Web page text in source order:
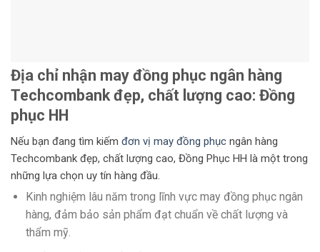
Địa chỉ nhận may đồng phục ngân hàng
Techcombank đẹp, chất lượng cao: Đồng
phục HH
Nếu bạn đang tìm kiếm đơn vị may đồng phục ngân hàng
Techcombank đẹp, chất lượng cao, Đồng Phục HH là một trong
những lựa chọn uy tín hàng đầu.
Kinh nghiệm lâu năm trong lĩnh vực may đồng phục ngân
hàng, đảm bảo sản phẩm đạt chuẩn về chất lượng và
thẩm mỹ.